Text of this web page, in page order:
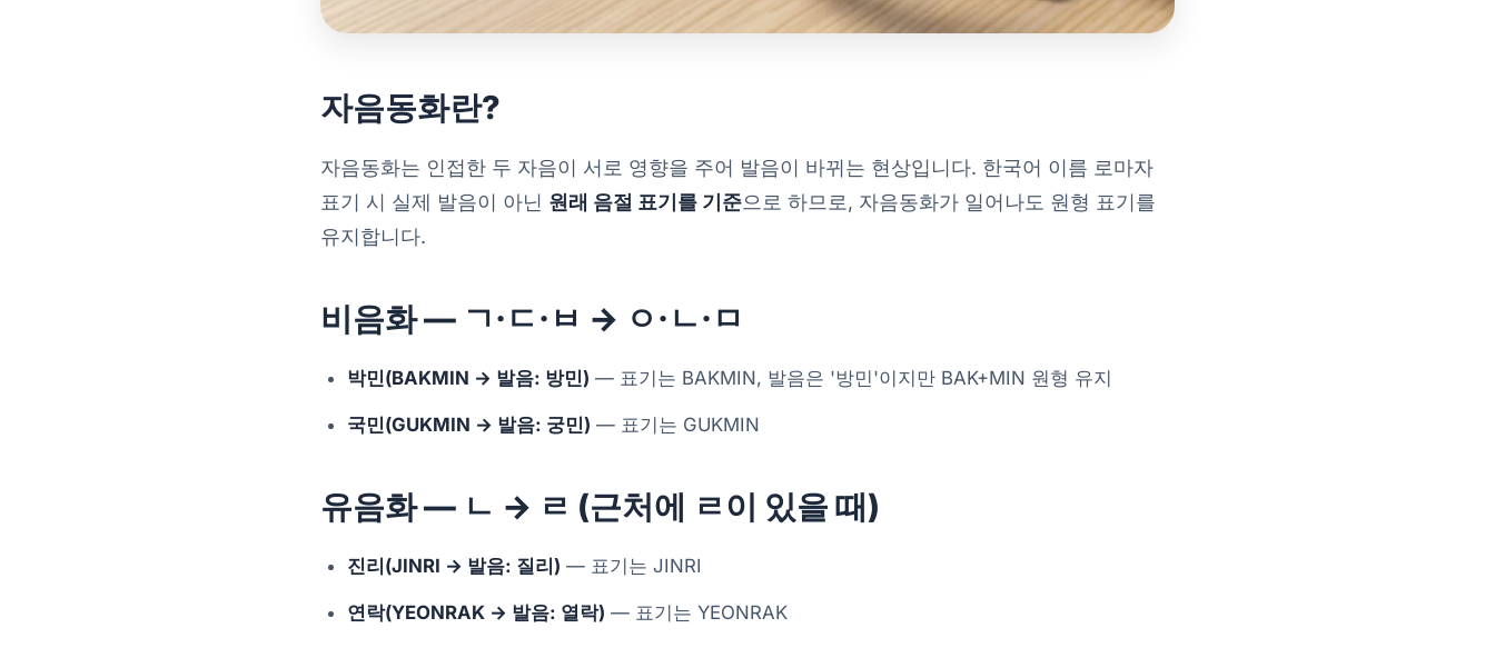
자음동화란?
자음동화는 인접한 두 자음이 서로 영향을 주어 발음이 바뀌는 현상입니다. 한국어 이름 로마자
표기 시 실제 발음이 아닌 원래 음절 표기를 기준으로 하므로, 자음동화가 일어나도 원형 표기를
유지합니다.
비음화 — ㄱ·ㄷ·ㅂ → ㅇ·ㄴ·ㅁ
박민(BAKMIN → 발음: 방민) — 표기는 BAKMIN, 발음은 '방민'이지만 BAK+MIN 원형 유지
국민(GUKMIN → 발음: 궁민) — 표기는 GUKMIN
유음화 — ㄴ → ㄹ (근처에 ㄹ이 있을 때)
진리(JINRI → 발음: 질리) — 표기는 JINRI
연락(YEONRAK → 발음: 열락) — 표기는 YEONRAK